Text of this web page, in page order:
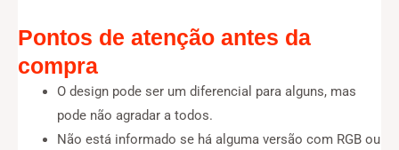
Pontos de atenção antes da
compra
O design pode ser um diferencial para alguns, mas
pode não agradar a todos.
Não está informado se há alguma versão com RGB ou